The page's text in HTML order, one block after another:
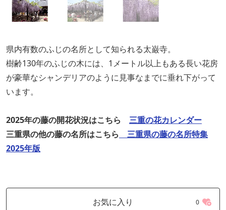
県内有数のふじの名所として知られる太巌寺。
樹齢130年のふじの木には、1メートル以上もある長い花房
が豪華なシャンデリアのように見事なまでに垂れ下がって
います。
2025年の藤の開花状況はこちら 三重の花カレンダー
三重県の他の藤の名所はこちら 三重県の藤の名所特集
2025年版
お気に入り 0